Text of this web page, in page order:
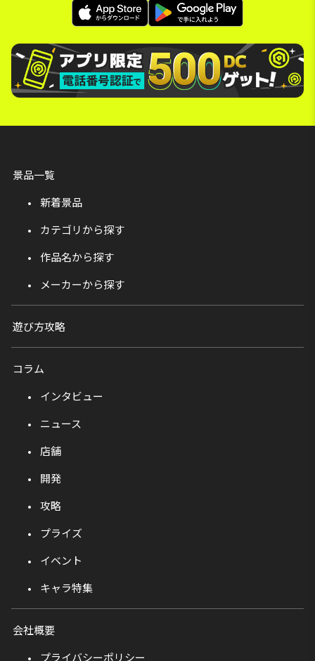
景品一覧
新着景品
カテゴリから探す
作品名から探す
メーカーから探す
遊び方攻略
コラム
インタビュー
ニュース
店舗
開発
攻略
プライズ
イベント
キャラ特集
会社概要
プライバシーポリシー